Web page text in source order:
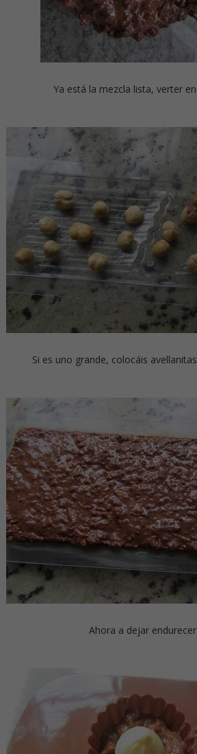
Ya está la mezcla lista, verter
Si es uno grande, colocáis
Ahora a dejar endurecer